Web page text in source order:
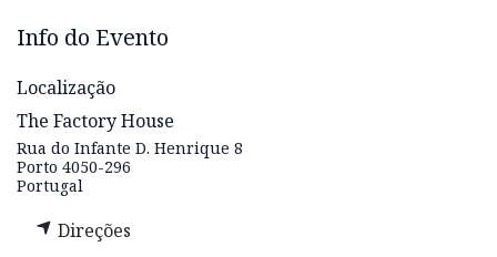
Info do Evento
Localização
The Factory House
Rua do Infante D. Henrique 8
Porto 4050-296
Portugal
Direções